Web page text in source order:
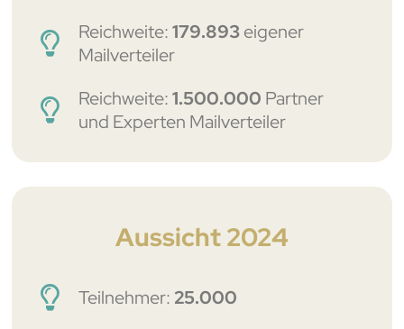
Reichweite:179.893eigener
Mailverteiler
Reichweite:1.500.000 Partner
und Experten Mailverteiler
Aussicht 2024
Teilnehmer: 25.000